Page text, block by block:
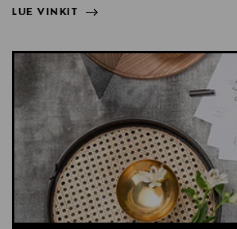
LUE VINKIT
LUE VINKIT